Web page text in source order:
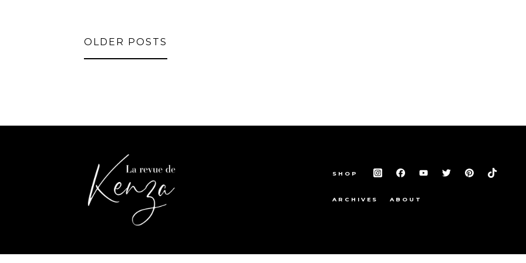
OLDER POSTS
SHOP
ARCHIVES ABOUT